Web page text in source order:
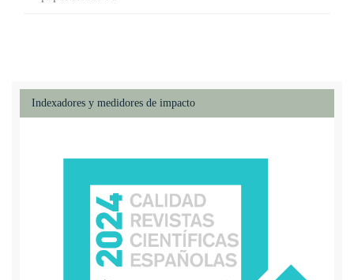
Indexadores y medidores de impacto